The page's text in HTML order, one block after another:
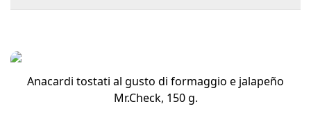
Anacardi tostati al gusto di formaggio e jalapeño
Mr.Check, 150 g.